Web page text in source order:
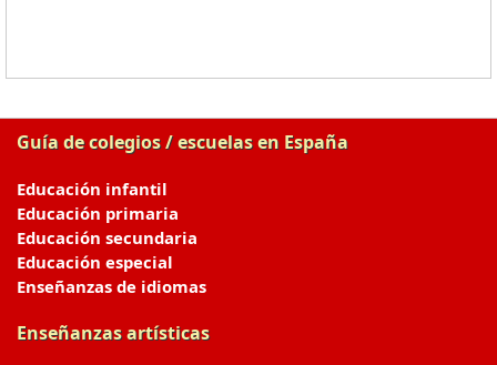
Guía de colegios / escuelas en España
Educación infantil
Educación primaria
Educación secundaria
Educación especial
Enseñanzas de idiomas
Enseñanzas artísticas